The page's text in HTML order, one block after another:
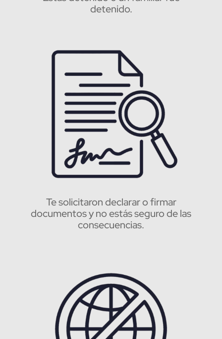
detenido.
Te solicitaron declarar o firmar
documentos y no estás seguro de las
consecuencias.